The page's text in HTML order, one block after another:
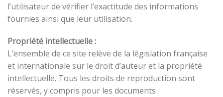
l’utilisateur de vérifier l’exactitude des informations
fournies ainsi que leur utilisation.
Propriété intellectuelle :
L’ensemble de ce site relève de la législation française
et internationale sur le droit d’auteur et la propriété
intellectuelle. Tous les droits de reproduction sont
réservés, y compris pour les documents